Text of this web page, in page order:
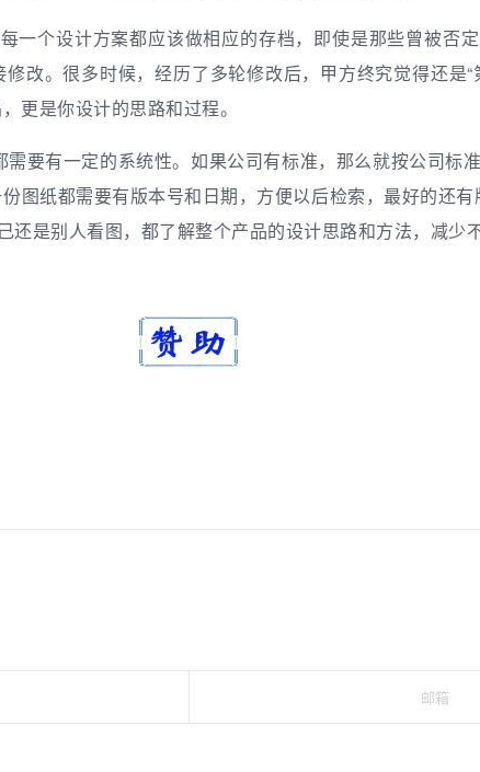
每一个设计方案都应该做相应的存档，即使是那些曾被否
改。很多时候，经历了多轮修改后，甲方终究觉得还是“
更是你设计的思路和过程。
需要有一定的系统性。如果公司有标准，那么就按公司标
图纸都需要有版本号和日期，方便以后检索，最好的还
还是别人看图，都了解整个产品的设计思路和方法，减少